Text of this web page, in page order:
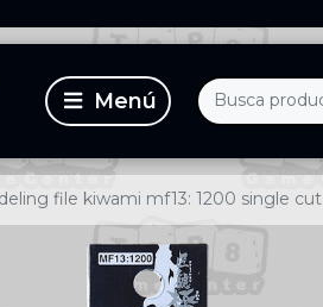
file kiwami mf13: 1200 single